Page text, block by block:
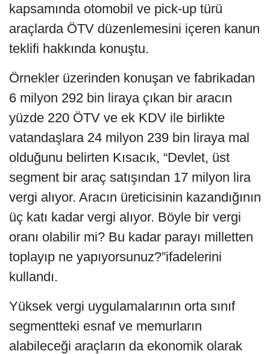
kapsamında otomobil ve pick-up türü
araçlarda ÖTV düzenlemesini içeren kanun
teklifi hakkında konuştu.
Örnekler üzerinden konuşan ve fabrikadan
6 milyon 292 bin liraya çıkan bir aracın
yüzde 220 ÖTV ve ek KDV ile birlikte
vatandaşlara 24 milyon 239 bin liraya mal
olduğunu belirten Kısacık, “Devlet, üst
segment bir araç satışından 17 milyon lira
vergi alıyor. Aracın üreticisinin kazandığının
üç katı kadar vergi alıyor. Böyle bir vergi
oranı olabilir mi? Bu kadar parayı milletten
toplayıp ne yapıyorsunuz?”ifadelerini
kullandı.
Yüksek vergi uygulamalarının orta sınıf
segmentteki esnaf ve memurların
alabileceği araçların da ekonomik olarak